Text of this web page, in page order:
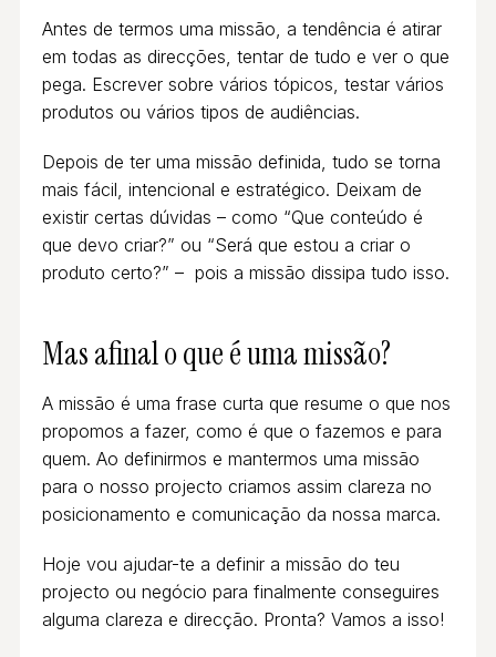
Antes de termos uma missão, a tendência é atirar
em todas as direcções, tentar de tudo e ver o que
pega. Escrever sobre vários tópicos, testar vários
produtos ou vários tipos de audiências.
Depois de ter uma missão definida, tudo se torna
mais fácil, intencional e estratégico. Deixam de
existir certas dúvidas – como “Que conteúdo é
que devo criar?” ou “Será que estou a criar o
produto certo?” – pois a missão dissipa tudo isso.
Mas afinal o que é uma missão?
A missão é uma frase curta que resume o que nos
propomos a fazer, como é que o fazemos e para
quem. Ao definirmos e mantermos uma missão
para o nosso projecto criamos assim clareza no
posicionamento e comunicação da nossa marca.
Hoje vou ajudar-te a definir a missão do teu
projecto ou negócio para finalmente conseguires
alguma clareza e direcção. Pronta? Vamos a isso!